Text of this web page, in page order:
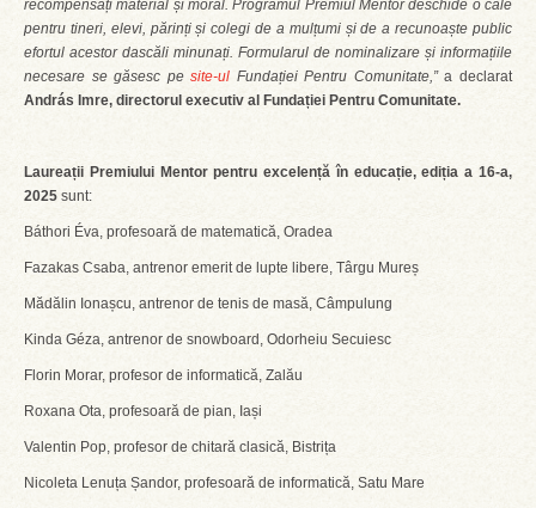
recompensați material și moral. Programul Premiul Mentor deschide o cale
pentru tineri, elevi, părinți și colegi de a mulțumi și de a recunoaște public
efortul acestor dascăli minunați. Formularul de nominalizare și informațiile
necesare se găsesc pesite-ul Fundației Pentru Comunitate,”a declarat
András Imre, directorul executiv al Fundației Pentru Comunitate.
Laureații Premiului Mentor pentru excelență în educație, ediția a 16-a,
2025 sunt:
Báthori Éva, profesoară de matematică, Oradea
Fazakas Csaba, antrenor emerit de lupte libere, Târgu Mureș
Mădălin Ionașcu, antrenor de tenis de masă, Câmpulung
Kinda Géza, antrenor de snowboard, Odorheiu Secuiesc
Florin Morar, profesor de informatică, Zalău
Roxana Ota, profesoară de pian, Iași
Valentin Pop, profesor de chitară clasică, Bistrița
Nicoleta Lenuța Șandor, profesoară de informatică, Satu Mare